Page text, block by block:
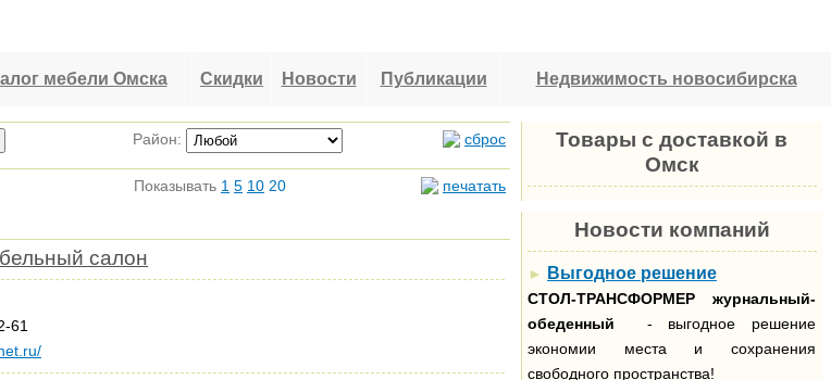
мебели Омска Скидки Новости Публикации Недвижимость новосибирска
Район: сброс
Показывать 1 5 10 20 печатать
салон
61
Товары с доставкой в
Омск
Новости компаний
► Выгодное решение
СТОЛ-ТРАНСФОРМЕР
журнальный-
обеденный - выгодное решение
экономии места и сохранения
свободного пространства!